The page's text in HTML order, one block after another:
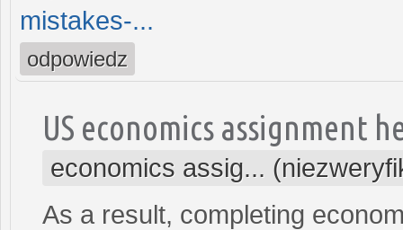
mistakes-...
odpowiedz
US economics assignment
economics assig...
As a result, completing